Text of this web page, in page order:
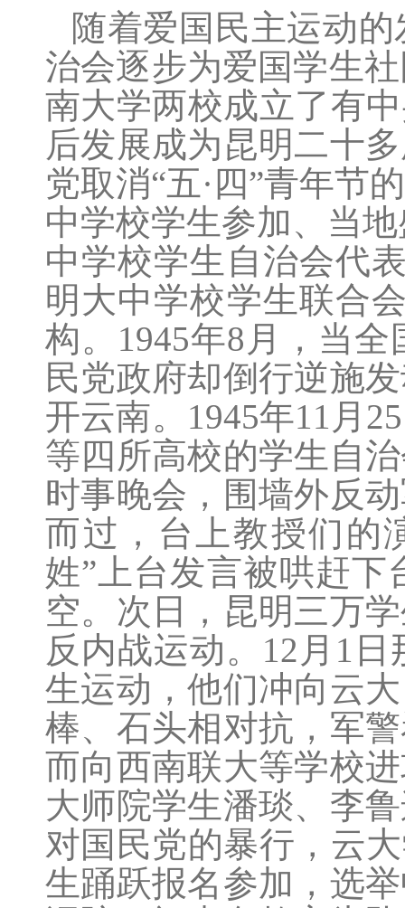
随着爱国民主运动
治会逐步为爱国学生
南大学两校成立了有
后发展成为昆明二十
党取消“五·四”青年节
中学校学生参加、当
中学校学生自治会代
明大中学校学生联合
构。1945年8月，当
民党政府却倒行逆施
开云南。1945年11月
等四所高校的学生自
时事晚会，围墙外反
而过，台上教授们的
姓”上台发言被哄赶
空。次日，昆明三万
反内战运动。12月1
生运动，他们冲向云
棒、石头相对抗，军
而向西南联大等学校
大师院学生潘琰、李
对国民党的暴行，云
生踊跃报名参加，选